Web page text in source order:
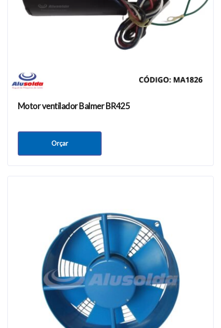
Motor ventilador Balmer BR425
Orçar